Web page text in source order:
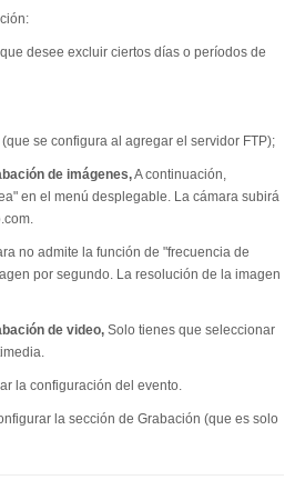
desee excluir ciertos días o períodos de
se configura al agregar el servidor FTP);
de imágenes,A continuación,
en el menú desplegable. La cámara subirá
no admite la función de "frecuencia de
por segundo. La resolución de la imagen
de video, Solo tienes que seleccionar
la configuración del evento.
la sección de Grabación (que es solo